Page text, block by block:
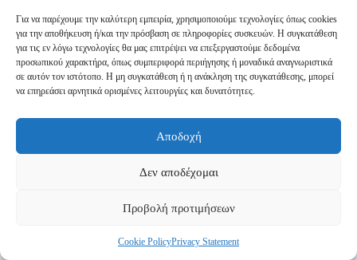
Για να παρέχουμε την καλύτερη εμπειρία, χρησιμοποιούμε τεχνολογίες όπως cookies
για την αποθήκευση ή/και την πρόσβαση σε πληροφορίες συσκευών. Η συγκατάθεση
για τις εν λόγω τεχνολογίες θα μας επιτρέψει να επεξεργαστούμε δεδομένα
προσωπικού χαρακτήρα, όπως συμπεριφορά περιήγησης ή μοναδικά αναγνωριστικά
σε αυτόν τον ιστότοπο. Η μη συγκατάθεση ή η ανάκληση της συγκατάθεσης, μπορεί
να επηρεάσει αρνητικά ορισμένες λειτουργίες και δυνατότητες.
Αποδοχή
Δεν αποδέχομαι
Προβολή προτιμήσεων
Cookie PolicyPrivacy Statement
Πολιτική Απορρήτου
Τρόποι Αποστολής
Τρόποι Πληρωμής